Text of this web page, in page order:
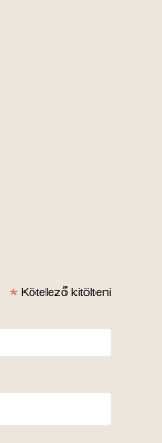
* Kötelező kitölteni